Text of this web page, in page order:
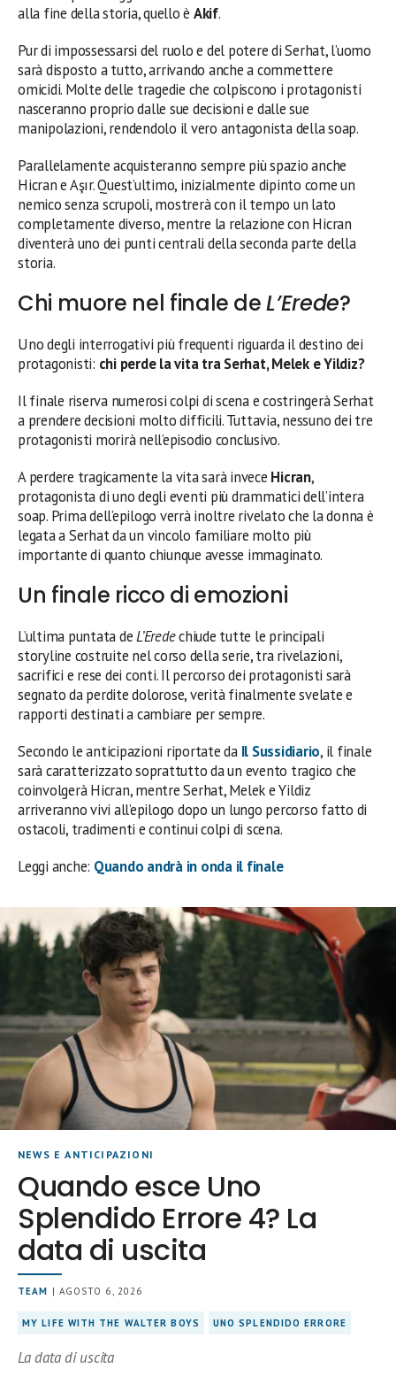
alla fine della storia, quello è Akif.
Pur di impossessarsi del ruolo e del potere di Serhat, l’uomo
sarà disposto a tutto, arrivando anche a commettere
omicidi. Molte delle tragedie che colpiscono i protagonisti
nasceranno proprio dalle sue decisioni e dalle sue
manipolazioni, rendendolo il vero antagonista della soap.
Parallelamente acquisteranno sempre più spazio anche
Hicran e Aşır. Quest’ultimo, inizialmente dipinto come un
nemico senza scrupoli, mostrerà con il tempo un lato
completamente diverso, mentre la relazione con Hicran
diventerà uno dei punti centrali della seconda parte della
storia.
Chi muore nel finale deL’Erede?
Uno degli interrogativi più frequenti riguarda il destino dei
protagonisti: chi perde la vita tra Serhat, Melek e Yildiz?
Il finale riserva numerosi colpi di scena e costringerà Serhat
a prendere decisioni molto difficili. Tuttavia, nessuno dei tre
protagonisti morirà nell’episodio conclusivo.
A perdere tragicamente la vita sarà invece Hicran,
protagonista di uno degli eventi più drammatici dell’intera
soap. Prima dell’epilogo verrà inoltre rivelato che la donna è
legata a Serhat da un vincolo familiare molto più
importante di quanto chiunque avesse immaginato.
Un finale ricco di emozioni
L’ultima puntata deL’Eredechiude tutte le principali
storyline costruite nel corso della serie, tra rivelazioni,
sacrifici e rese dei conti. Il percorso dei protagonisti sarà
segnato da perdite dolorose, verità finalmente svelate e
rapporti destinati a cambiare per sempre.
Secondo le anticipazioni riportate da Il Sussidiario, il finale
sarà caratterizzato soprattutto da un evento tragico che
coinvolgerà Hicran, mentre Serhat, Melek e Yildiz
arriveranno vivi all’epilogo dopo un lungo percorso fatto di
ostacoli, tradimenti e continui colpi di scena.
Leggi anche: Quando andrà in onda il finale
NEWS E ANTICIPAZIONI
Quando esce Uno
Splendido Errore 4? La
data di uscita
TEAM | AGOSTO 6, 2026
MY LIFE WITH THE WALTER BOYS UNO SPLENDIDO ERRORE
La data di uscita